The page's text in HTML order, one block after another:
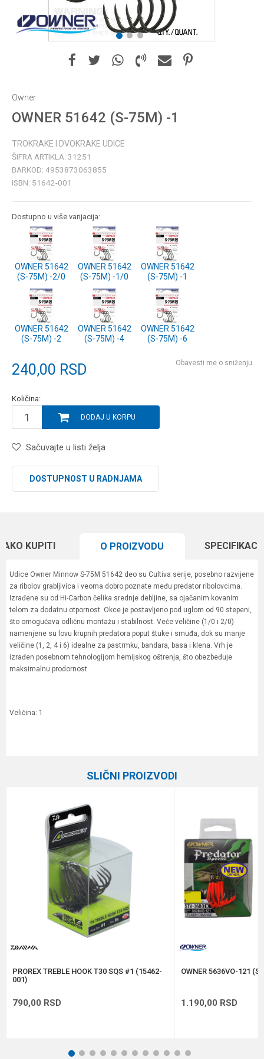
1 2 3
Owner
OWNER 51642 (S-75M) -1
TROKRAKE I DVOKRAKE UDICE
ŠIFRA ARTIKLA: 31251
BARKOD: 4953873063855
ISBN: 51642-001
Dostupno u više varijacija:
OWNER 51642
(S-75M) -2/0
OWNER 51642
(S-75M) -1/0
OWNER 51642
(S-75M) -1
OWNER 51642
(S-75M) -2
OWNER 51642
(S-75M) -4
OWNER 51642
(S-75M) -6
240,00 RSD Obavesti me o sniženju
Količina:
DODAJ U KORPU
Sačuvajte u listi želja
DOSTUPNOST U RADNJAMA
KUPITI O PROIZVODU
Udice Owner Minnow S-75M 51642 deo su Cultiva serije, posebno razvijene
za ribolov grabljivica i veoma dobro poznate među predator ribolovcima.
Izrađene su od Hi-Carbon čelika srednje debljine, sa ojačanim kovanim
telom za dodatnu otpornost. Okce je postavljeno pod uglom od 90 stepeni,
što omogućava odličnu montažu i stabilnost. Veće veličine (1/0 i 2/0)
namenjene su lovu krupnih predatora poput štuke i smuđa, dok su manje
veličine (1, 2, 4 i 6) idealne za pastrmku, bandara, basa i klena. Vrh je
izrađen posebnom tehnologijom hemijskog oštrenja, što obezbeđuje
maksimalnu prodornost.
Veličina: 1
Pakovanje
1.16 mm
1
Anti-spam zaštita - izračunajte koliko je 2 + 3 :
POŠALJI
SLIČNI PROIZVODI
PROREX TREBLE HOOK T30 SQS #1 (15462-
001)
790,00 RSD
OWNER 5636VO-121
1.190,00 RSD
1 2 3 4 5 6 7 8 9 101112